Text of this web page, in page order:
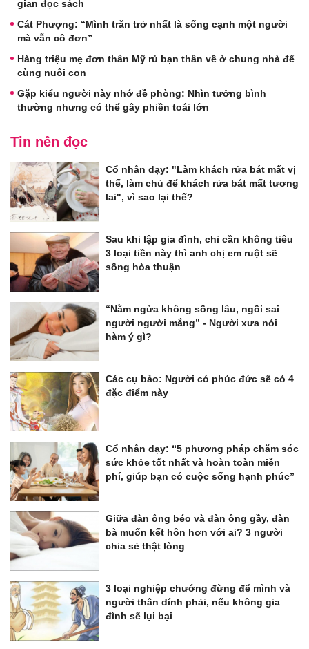
gian đọc sách
Cát Phượng: “Mình trăn trở nhất là sống cạnh một người
mà vẫn cô đơn”
Hàng triệu mẹ đơn thân Mỹ rủ bạn thân về ở chung nhà để
cùng nuôi con
Gặp kiểu người này nhớ đề phòng: Nhìn tưởng bình
thường nhưng có thể gây phiền toái lớn
Tin nên đọc
Cổ nhân dạy: "Làm khách rửa bát mất vị
thế, làm chủ để khách rửa bát mất tương
lai", vì sao lại thế?
Sau khi lập gia đình, chỉ cần không tiêu
3 loại tiền này thì anh chị em ruột sẽ
sống hòa thuận
“Nằm ngửa không sống lâu, ngồi sai
người người mắng” - Người xưa nói
hàm ý gì?
Các cụ bảo: Người có phúc đức sẽ có 4
đặc điểm này
Cổ nhân dạy: “5 phương pháp chăm sóc
sức khỏe tốt nhất và hoàn toàn miễn
phí, giúp bạn có cuộc sống hạnh phúc”
Giữa đàn ông béo và đàn ông gầy, đàn
bà muốn kết hôn hơn với ai? 3 người
chia sẻ thật lòng
3 loại nghiệp chướng đừng để mình và
người thân dính phải, nếu không gia
đình sẽ lụi bại